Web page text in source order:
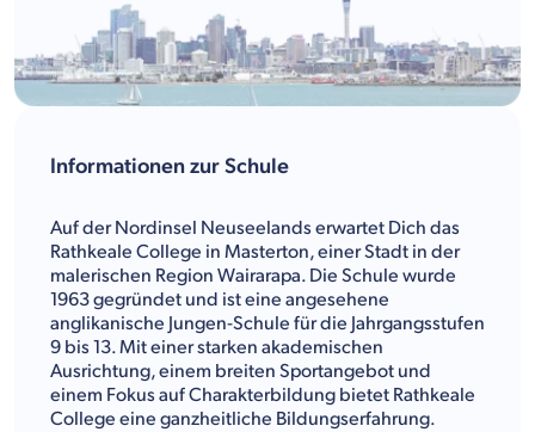
Informationen zur Schule
Auf der Nordinsel Neuseelands erwartet Dich das
Rathkeale College in Masterton, einer Stadt in der
malerischen Region Wairarapa. Die Schule wurde
1963 gegründet und ist eine angesehene
anglikanische Jungen-Schule für die Jahrgangsstufen
9 bis 13. Mit einer starken akademischen
Ausrichtung, einem breiten Sportangebot und
einem Fokus auf Charakterbildung bietet Rathkeale
College eine ganzheitliche Bildungserfahrung.